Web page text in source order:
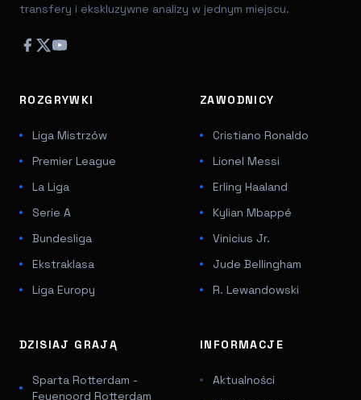
transfery i ekskluzywne analizy w jednym miejscu.
ROZGRYWKI
Liga Mistrzów
Premier League
La Liga
Serie A
Bundesliga
Ekstraklasa
Liga Europy
ZAWODNICY
Cristiano Ronaldo
Lionel Messi
Erling Haaland
Kylian Mbappé
Vinicius Jr.
Jude Bellingham
R. Lewandowski
DZISIAJ GRAJĄ
Sparta Rotterdam -
Feyenoord Rotterdam
INFORMACJE
Aktualności